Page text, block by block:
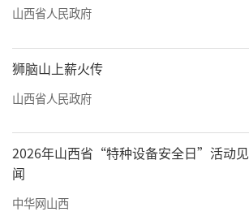
山西省人民政府
狮脑山上薪火传
山西省人民政府
2026年山西省“特种设备安全日”活动见
闻
中华网山西